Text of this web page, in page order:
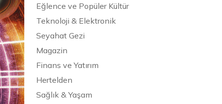
Eğlence ve Popüler Kültür
Teknoloji & Elektronik
Seyahat Gezi
Magazin
Finans ve Yatırım
Hertelden
Sağlık & Yaşam